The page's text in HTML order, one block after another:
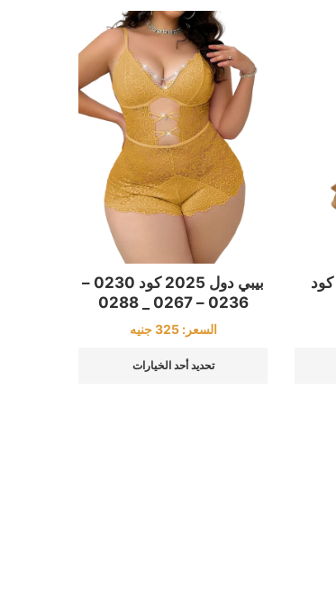
بيبي دول 2025 كود 0230 –
0236 – 0267 _ 0288
السعر:325 جنيه
تحديد أحد الخيارات